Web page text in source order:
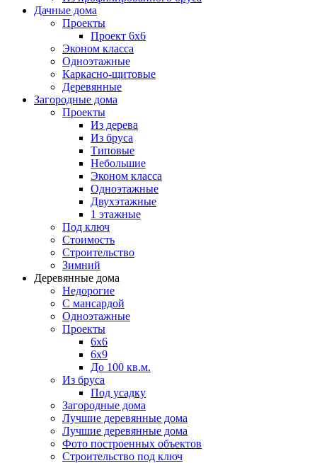
Дачные дома
Проекты
Проект 6х6
Эконом класса
Одноэтажные
Каркасно-щитовые
Деревянные
Загородные дома
Проекты
Из дерева
Из бруса
Типовые
Небольшие
Эконом класса
Одноэтажные
Двухэтажные
1 этажные
Под ключ
Стоимость
Строительство
Зимний
Деревянные дома
Недорогие
С мансардой
Одноэтажные
Проекты
6х6
6х9
До 100 кв.м.
Из бруса
Под усадку
Загородные дома
Лучшие деревянные дома
Лучшие деревянные дома
Фото построенных объектов
Строительство под ключ